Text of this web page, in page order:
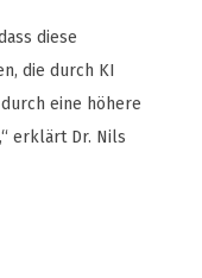
diese
die durch KI
eine höhere
erklärt Dr. Nils